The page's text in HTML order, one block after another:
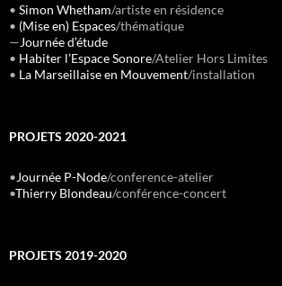
• Simon Whetham/artiste en résidence
• (Mise en) Espaces/thématique
—Journée d’étude
• Habiter l’Espace Sonore/Atelier Hors Limites
• La Marseillaise en Mouvement/installation
PROJETS 2020-2021
•Journée P-Node/conference-atelier
•Thierry Blondeau/conférence-concert
PROJETS 2019-2020